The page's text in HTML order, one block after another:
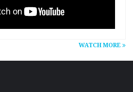
WATCH MORE